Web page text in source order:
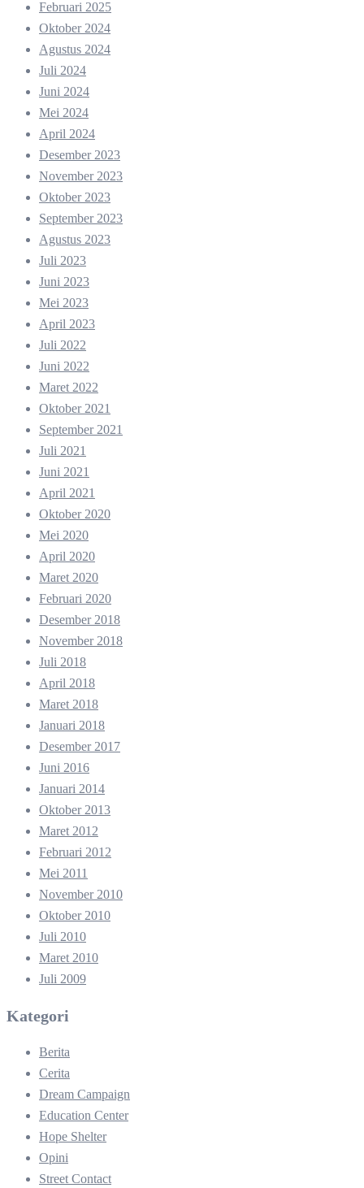
Februari 2025
Oktober 2024
Agustus 2024
Juli 2024
Juni 2024
Mei 2024
April 2024
Desember 2023
November 2023
Oktober 2023
September 2023
Agustus 2023
Juli 2023
Juni 2023
Mei 2023
April 2023
Juli 2022
Juni 2022
Maret 2022
Oktober 2021
September 2021
Juli 2021
Juni 2021
April 2021
Oktober 2020
Mei 2020
April 2020
Maret 2020
Februari 2020
Desember 2018
November 2018
Juli 2018
April 2018
Maret 2018
Januari 2018
Desember 2017
Juni 2016
Januari 2014
Oktober 2013
Maret 2012
Februari 2012
Mei 2011
November 2010
Oktober 2010
Juli 2010
Maret 2010
Juli 2009
Kategori
Berita
Cerita
Dream Campaign
Education Center
Hope Shelter
Opini
Street Contact